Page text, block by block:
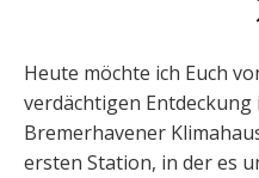
Heute möchte ich Euch
verdächtigen Entdeckung
Bremerhavener
ersten Station, in der es